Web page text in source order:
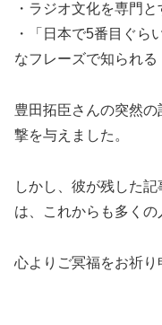
・ラジオ文化を専門
・「日本で5番目ぐら
なフレーズで知られる
豊田拓臣さんの突然
撃を与えました。
しかし、彼が残した
は、これからも多くの
心よりご冥福をお祈り